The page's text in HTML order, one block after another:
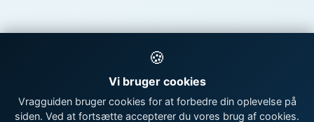
🍪
Vi bruger cookies
Vragguiden bruger cookies for at forbedre din oplevelse på
siden. Ved at fortsætte accepterer du vores brug af cookies.